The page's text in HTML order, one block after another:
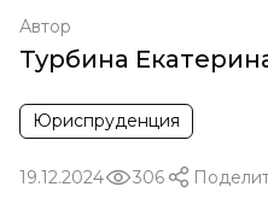
Автор
Турбина
Юриспруденция
19.12.2024 306